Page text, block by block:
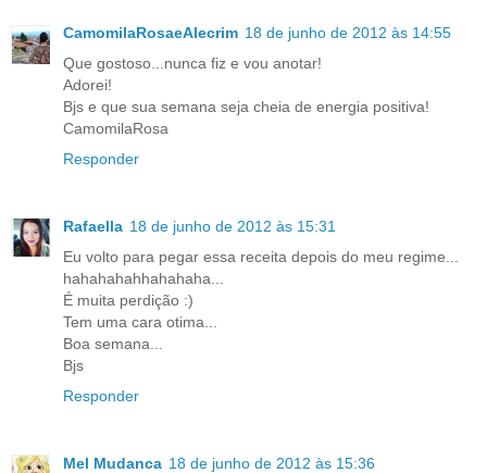
CamomilaRosaeAlecrim 18 de junho de 2012 às 14:55
Que gostoso...nunca fiz e vou anotar!
Adorei!
Bjs e que sua semana seja cheia de energia positiva!
CamomilaRosa
Responder
Rafaella 18 de junho de 2012 às 15:31
Eu volto para pegar essa receita depois do meu regime...
hahahahahhahahaha...
É muita perdição :)
Tem uma cara otima...
Boa semana...
Bjs
Responder
Mel Mudanca 18 de junho de 2012 às 15:36